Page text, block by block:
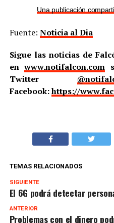
Una publicación
Fuente: Noticia al Dia
Sigue las noticias de
enwww.notifalcon.com
Twitter
Facebook:https://
TEMAS RELACIONADOS
SIGUIENTE
El 6G podrá detectar
ANTERIOR
Problemas con el dinero